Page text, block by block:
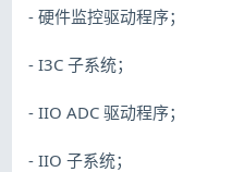
- 硬件监控驱动程序；
- I3C 子系统；
- IIO ADC 驱动程序；
- IIO 子系统；